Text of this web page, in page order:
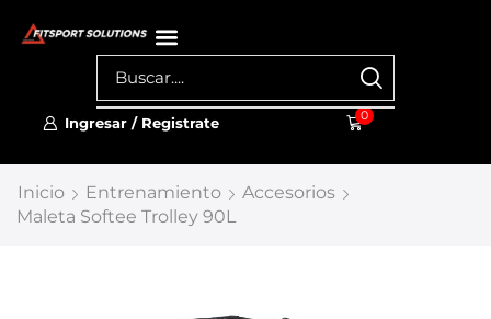
Ingresar / Registrate 0
Inicio Entrenamiento
Accesorios
Maleta Softee Trolley 90L